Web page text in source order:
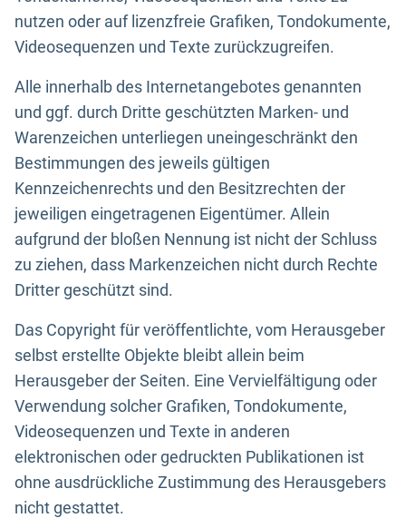
nutzen oder auf lizenzfreie Grafiken, Tondokumente,
Videosequenzen und Texte zurückzugreifen.
Alle innerhalb des Internetangebotes genannten
und ggf. durch Dritte geschützten Marken- und
Warenzeichen unterliegen uneingeschränkt den
Bestimmungen des jeweils gültigen
Kennzeichenrechts und den Besitzrechten der
jeweiligen eingetragenen Eigentümer. Allein
aufgrund der bloßen Nennung ist nicht der Schluss
zu ziehen, dass Markenzeichen nicht durch Rechte
Dritter geschützt sind.
Das Copyright für veröffentlichte, vom Herausgeber
selbst erstellte Objekte bleibt allein beim
Herausgeber der Seiten. Eine Vervielfältigung oder
Verwendung solcher Grafiken, Tondokumente,
Videosequenzen und Texte in anderen
elektronischen oder gedruckten Publikationen ist
ohne ausdrückliche Zustimmung des Herausgebers
nicht gestattet.